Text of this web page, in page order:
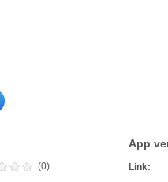
(0)
App
Link: